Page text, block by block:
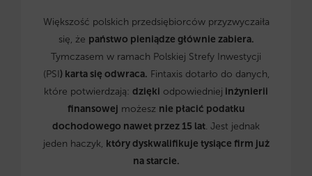
Większość polskich przedsiębiorców przyzwyczaiła
się, że państwo pieniądze głównie zabiera.
Tymczasem w ramach Polskiej Strefy Inwestycji
(PSI) karta się odwraca. Fintaxis dotarło do danych,
które potwierdzają: dzięki odpowiedniej inżynierii
finansowej możesz nie płacić podatku
dochodowego nawet przez 15 lat. Jest jednak
jeden haczyk, który dyskwalifikuje tysiące firm już
na starcie.